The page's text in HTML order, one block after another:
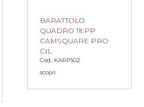
BARATTOLO
QUADRO 1lt.PP
CAMSQUARE PRO
CIL
Cod.: KARP502
scopri